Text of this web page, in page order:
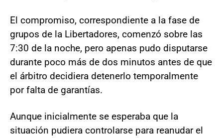
El compromiso, correspondiente a la fase de
grupos de la Libertadores, comenzó sobre las
7:30 de la noche, pero apenas pudo disputarse
durante poco más de dos minutos antes de que
el árbitro decidiera detenerlo temporalmente
por falta de garantías.
Aunque inicialmente se esperaba que la
situación pudiera controlarse para reanudar el